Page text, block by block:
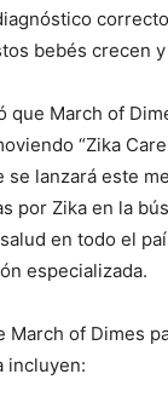
bebés crecen y
que March of
“Zika
lanzará este
por Zika en la
en todo el
especializada.
March of Dimes
incluyen: